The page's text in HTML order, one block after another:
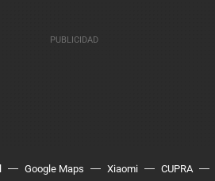
Google Maps Xiaomi CUPRA